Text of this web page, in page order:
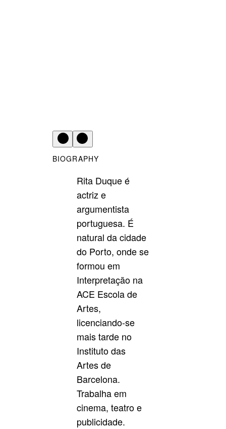
BIOGRAPHY
Rita Duque é
actriz e
argumentista
portuguesa. É
natural da cidade
do Porto, onde se
formou em
Interpretação na
ACE Escola de
Artes,
licenciando-se
mais tarde no
Instituto das
Artes de
Barcelona.
Trabalha em
cinema, teatro e
publicidade.